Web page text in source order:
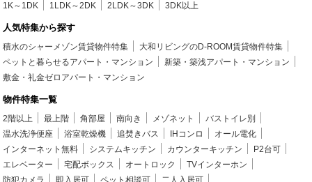
1K～1DK 1LDK～2DK 2LDK～3DK 3DK以上
人気特集から探す
積水のシャーメゾン賃貸物件特集
大和リビングのD-ROOM賃貸物件特集
ペットと暮らせるアパート・マンション
新築・築浅アパート・マンション
敷金・礼金ゼロアパート・マンション
物件特集一覧
2階以上 最上階 角部屋 南向き メゾネット
バストイレ別
温水洗浄便座
浴室乾燥機 追焚きバス IHコンロ
オール電化
インターネット無料
システムキッチン カウンターキッチン
P2台可
エレベーター
宅配ボックス オートロック
TVインターホン
防犯カメラ
即入居可 ペット相談可
二人入居可